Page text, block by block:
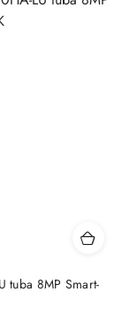
tuba 8MP Smart-